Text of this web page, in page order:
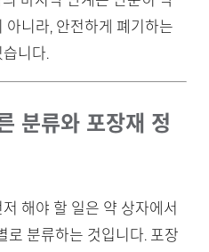
아니라, 안전하게 폐기하는
니다.
분류와 포장재 정
해야 할 일은 약 상자에서
로 분류하는 것입니다. 포장